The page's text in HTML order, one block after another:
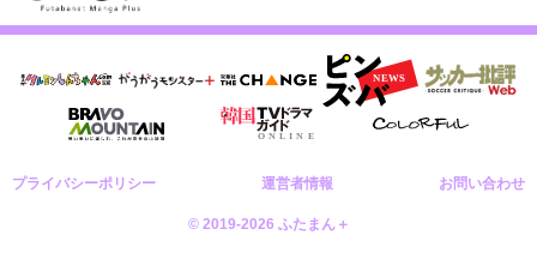
プライバシーポリシー 運営者情報 お問い合わせ
© 2019-2026 ふたまん＋